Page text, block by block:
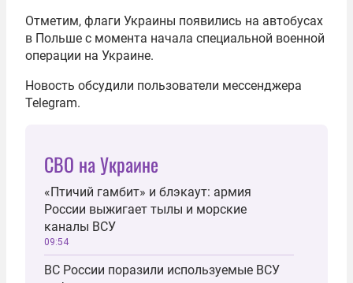
Отметим, флаги Украины появились на автобусах
в Польше с момента начала специальной военной
операции на Украине.
Новость обсудили пользователи мессенджера
Telegram.
СВО на Украине
«Птичий гамбит» и блэкаут: армия
России выжигает тылы и морские
каналы ВСУ
09:54
ВС России поразили используемые ВСУ